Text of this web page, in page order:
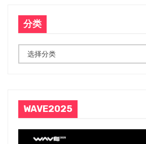
导
航
分类
类
WAVE2025